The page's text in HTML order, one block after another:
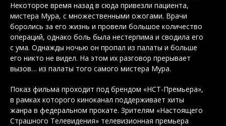
Некоторое время назад в сюда привезли пациента,
мистера Мура, с множественными ожогами. Врачи
боролись за его жизнь и провели большое количество
операций, однако боль была нестерпима и сводила его
с ума. Однажды ночью он пропал из палаты и больше
его никто не видел. На этом их разговор прерывает
вызов… из палаты того самого мистера Мура.
Показ фильма проходит под брендом «НСТ-Премьера»,
в рамках которого киноканал поддерживает хиты
жанра в федеральном прокате. Зрителям «Настоящего
Страшного Телевидения» телевизионная премьера